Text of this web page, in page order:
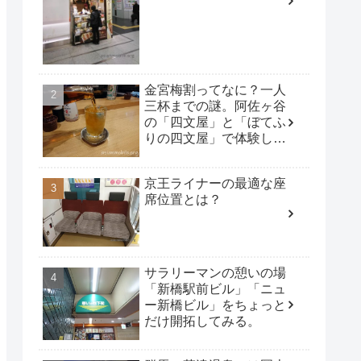
金宮梅割ってなに？一人
三杯までの謎。阿佐ヶ谷
の「四文屋」と「ぼてふ
りの四文屋」で体験して
京王ライナーの最適な座
席位置とは？
サラリーマンの憩いの場
「新橋駅前ビル」「ニュ
ー新橋ビル」をちょっと
だけ開拓してみる。